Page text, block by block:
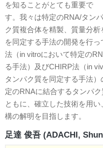
を知ることがとても重要で
す。我々は特定のRNA/タンパ
ク質複合体を精製、質量分
を同定する手法の開発を行
法（in vitroにおいて特定の
る手法）及びCHIRP法（in
タンパク質を同定する手法
定のRNAに結合するタンパ
ともに、確立した技術を用
構の解明を目指します。
足達 俊吾 (ADACHI,